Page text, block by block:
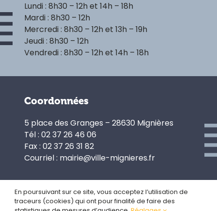
Lundi : 8h30 – 12h et 14h – 18h
Mardi : 8h30 – 12h
Mercredi : 8h30 – 12h et 13h – 19h
Jeudi : 8h30 – 12h
Vendredi : 8h30 – 12h et 14h – 18h
Coordonnées
5 place des Granges – 28630 Mignières
Tél : 02 37 26 46 06
Fax : 02 37 26 31 82
Courriel : mairie@ville-mignieres.fr
Politique de confidentialité
En poursuivant sur ce site, vous acceptez l’utilisation de
traceurs (cookies) qui ont pour finalité de faire des